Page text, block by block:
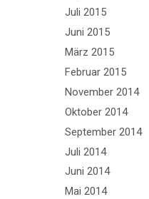
Juli 2015
Juni 2015
März 2015
Februar 2015
November 2014
Oktober 2014
September 2014
Juli 2014
Juni 2014
Mai 2014